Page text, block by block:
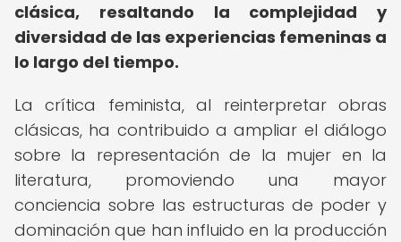
clásica, resaltando la complejidad y
diversidad de las experiencias femeninas a
lo largo del tiempo.
La crítica feminista, al reinterpretar obras
clásicas, ha contribuido a ampliar el diálogo
sobre la representación de la mujer en la
literatura, promoviendo una mayor
conciencia sobre las estructuras de poder y
dominación que han influido en la producción